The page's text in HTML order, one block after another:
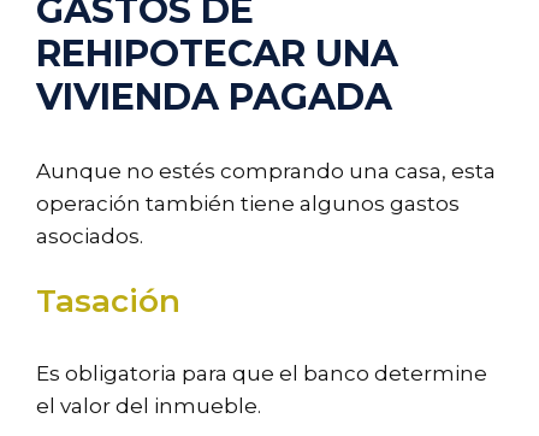
GASTOS DE
REHIPOTECAR UNA
VIVIENDA PAGADA
Aunque no estés comprando una casa, esta
operación también tiene algunos gastos
asociados.
Tasación
Es obligatoria para que el banco determine
el valor del inmueble.